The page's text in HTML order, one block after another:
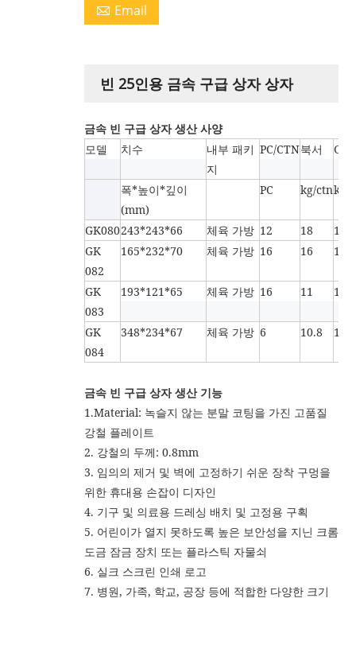
 Email
빈 25인용 금속 구급 상자 상자
금속 빈 구급 상자 생산 사양
모델
치수
내부 패키
지
PC/CTN북서 GW
폭*높이*깊이
(mm)
PC kg/ctnkg/
GK080243*243*66 체육 가방 12 18
19
GK
082
165*232*70 체육 가방 16 16 17
GK
083
193*121*65 체육 가방 16 11 12
GK
084
348*234*67 체육 가방 6 10.8 12
금속 빈 구급 상자 생산 기능
1.Material: 녹슬지 않는 분말 코팅을 가진 고품질
강철 플레이트
2. 강철의 두께: 0.8mm
3. 임의의 제거 및 벽에 고정하기 쉬운 장착 구멍을
위한 휴대용 손잡이 디자인
4. 기구 및 의료용 드레싱 배치 및 고정용 구획
5. 어린이가 열지 못하도록 높은 보안성을 지닌 크롬
도금 잠금 장치 또는 플라스틱 자물쇠
6. 실크 스크린 인쇄 로고
7. 병원, 가족, 학교, 공장 등에 적합한 다양한 크기